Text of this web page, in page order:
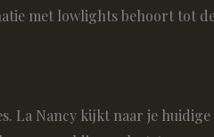
met lowlights behoort tot
La Nancy kijkt naar je